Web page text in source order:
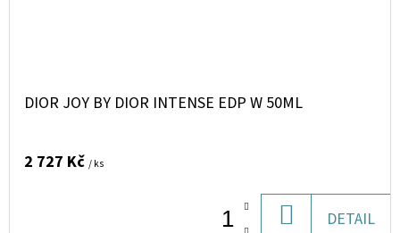
DIOR JOY BY DIOR INTENSE EDP W 50ML
2 727 Kč / ks
DETAIL